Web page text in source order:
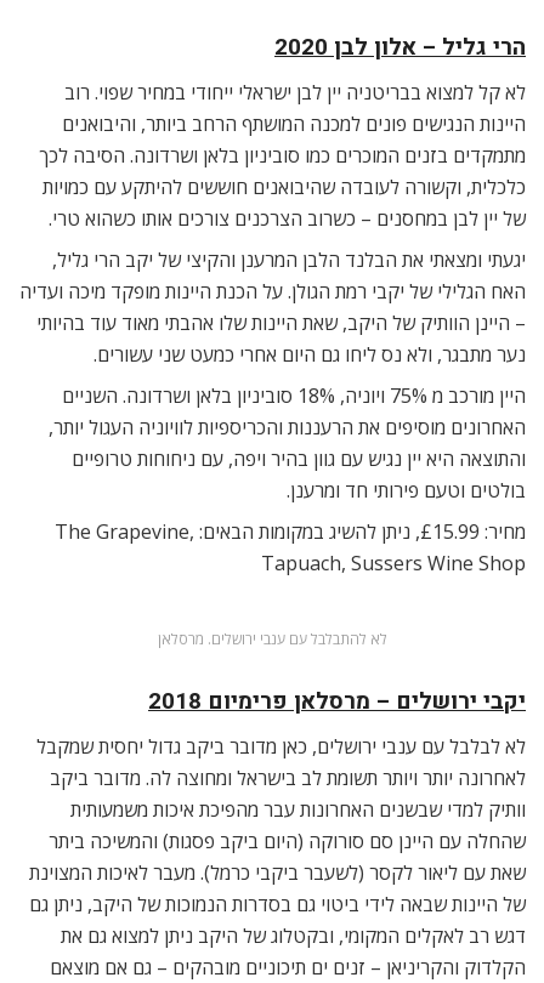
הרי גליל – אלון לבן 2020
לא קל למצוא בבריטניה יין לבן ישראלי ייחודי במחיר שפוי. רוב
היינות הנגישים פונים למכנה המושתף הרחב ביותר, והיבואנים
מתמקדים בזנים המוכרים כמו סוביניון בלאן ושרדונה. הסיבה לכך
כלכלית, וקשורה לעובדה שהיבואנים חוששים להיתקע עם כמויות
של יין לבן במחסנים – כשרוב הצרכנים צורכים אותו כשהוא טרי.
יגעתי ומצאתי את הבלנד הלבן המרענן והקיצי של יקב הרי גליל,
האח הגלילי של יקבי רמת הגולן. על הכנת היינות מופקד מיכה ועדיה
– היינן הוותיק של היקב, שאת היינות שלו אהבתי מאוד עוד בהיותי
נער מתבגר, ולא נס ליחו גם היום אחרי כמעט שני עשורים.
היין מורכב מ 75% ויוניה, 18% סוביניון בלאן ושרדונה. השניים
האחרונים מוסיפים את הרעננות והכריספיות לוויוניה העגול יותר,
והתוצאה היא יין נגיש עם גוון בהיר ויפה, עם ניחוחות טרופיים
בולטים וטעם פירותי חד ומרענן.
מחיר: £15.99, ניתן להשיג במקומות הבאים: The Grapevine,
Tapuach, Sussers Wine Shop
לא להתבלבל עם ענבי ירושלים. מרסלאן
יקבי ירושלים – מרסלאן פרימיום 2018
לא לבלבל עם ענבי ירושלים, כאן מדובר ביקב גדול יחסית שמקבל
לאחרונה יותר ויותר תשומת לב בישראל ומחוצה לה. מדובר ביקב
וותיק למדי שבשנים האחרונות עבר מהפיכת איכות משמעותית
שהחלה עם היינן סם סורוקה (היום ביקב פסגות) והמשיכה ביתר
שאת עם ליאור לקסר (לשעבר ביקבי כרמל). מעבר לאיכות המצוינת
של היינות שבאה לידי ביטוי גם בסדרות הנמוכות של היקב, ניתן גם
דגש רב לאקלים המקומי, ובקטלוג של היקב ניתן למצוא גם את
הקלדוק והקריניאן – זנים ים תיכוניים מובהקים – גם אם מוצאם